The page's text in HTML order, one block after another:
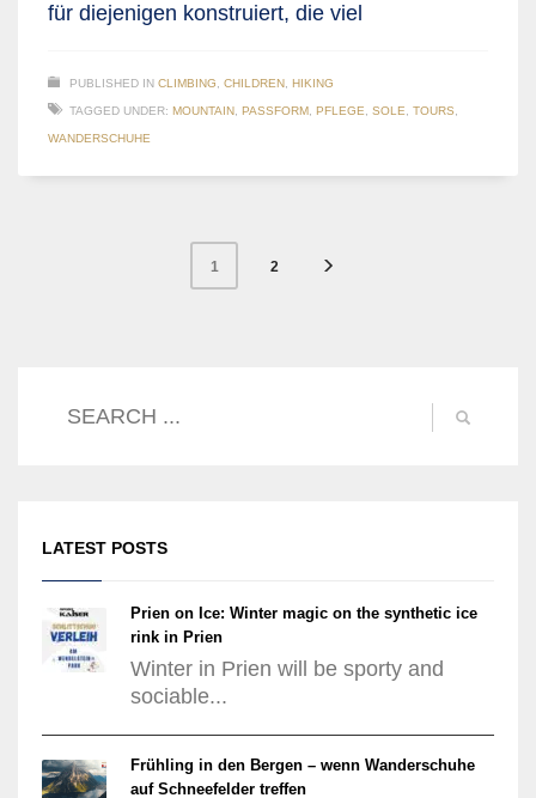
für diejenigen konstruiert, die viel
PUBLISHED IN CLIMBING CHILDREN HIKING
TAGGED UNDER: MOUNTAIN PASSFORM PFLEGE SOLE TOURS
WANDERSCHUHE
1 2
LATEST POSTS
Prien on Ice: Winter magic on the synthetic ice
rink in Prien
Winter in Prien will be sporty and
sociable...
Frühling in den Bergen – wenn Wanderschuhe
auf Schneefelder treffen